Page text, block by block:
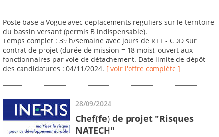
Poste basé à Vogüé avec déplacements réguliers sur le territoire
du bassin versant (permis B indispensable).
Temps complet : 39 h/semaine avec jours de RTT - CDD sur
contrat de projet (durée de mission = 18 mois), ouvert aux
fonctionnaires par voie de détachement. Date limite de dépôt
des candidatures : 04/11/2024. [ voir l'offre complète ]
28/09/2024
Chef(fe) de projet "Risques
NATECH"